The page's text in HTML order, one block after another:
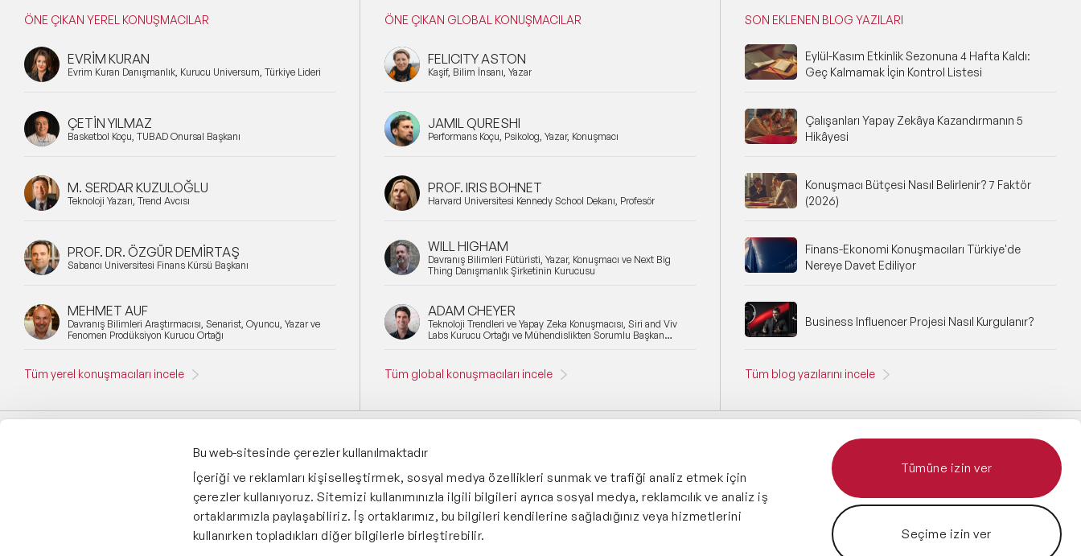
Bu web-sitesinde çerezler kullanılmaktadır
İçeriği ve reklamları kişiselleştirmek, sosyal medya özellikleri sunmak ve trafiği analiz etmek için
çerezler kullanıyoruz. Sitemizi kullanımınızla ilgili bilgileri ayrıca sosyal medya, reklamcılık ve analiz iş
ortaklarımızla paylaşabiliriz. İş ortaklarımız, bu bilgileri kendilerine sağladığınız veya hizmetlerini
kullanırken topladıkları diğer bilgilerle birleştirebilir.
Tümüne izin ver
Seçime izin ver
ÖNE ÇIKAN YEREL KONUŞMACILAR
EVRİM KURAN
Evrim Kuran Danışmanlık, Kurucu Universum, Türkiye Lideri
ÇETİN YILMAZ
Basketbol Koçu, TÜBAD Onursal Başkanı
M. SERDAR KUZULOĞLU
Teknoloji Yazarı, Trend Avcısı
PROF. DR. ÖZGÜR DEMİRTAŞ
Sabancı Üniversitesi Finans Kürsü Başkanı
MEHMET AUF
Davranış Bilimleri Araştırmacısı, Senarist, Oyuncu, Yazar ve
Fenomen Prodüksiyon Kurucu Ortağı
Tüm yerel konuşmacıları incele
ÖNE ÇIKAN GLOBAL KONUŞMACILAR
FELICITY ASTON
Kaşif, Bilim İnsanı, Yazar
JAMIL QURESHI
Performans Koçu, Psikolog, Yazar, Konuşmacı
PROF. IRIS BOHNET
Harvard Üniversitesi Kennedy School Dekanı, Profesör
WILL HIGHAM
Davranış Bilimleri Fütüristi, Yazar, Konuşmacı ve Next Big
Thing Danışmanlık Şirketinin Kurucusu
ADAM CHEYER
Teknoloji Trendleri ve Yapay Zeka Konuşmacısı, Siri and Viv
Labs Kurucu Ortağı ve Mühendislikten Sorumlu Başkan
Tüm global konuşmacıları incele
SON EKLENEN BLOG YAZILARI
Eylül-Kasım Etkinlik Sezonuna 4 Hafta Kaldı:
Geç Kalmamak İçin Kontrol Listesi
Çalışanları Yapay Zekâya Kazandırmanın 5
Hikâyesi
Konuşmacı Bütçesi Nasıl Belirlenir? 7 Faktör
(2026)
Finans-Ekonomi Konuşmacıları Türkiye'de
Nereye Davet Ediliyor
Business Influencer Projesi Nasıl Kurgulanır?
Tüm blog yazılarını incele
Yönetim Sistemi: Destekliyoruz: